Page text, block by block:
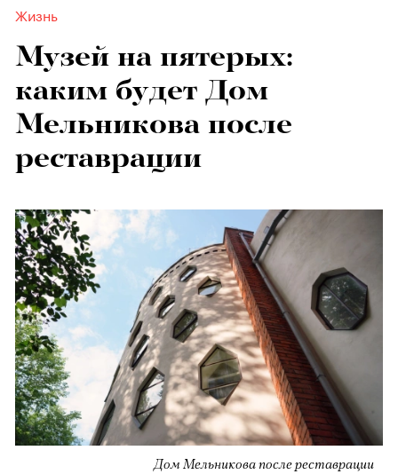
Жизнь
Музей на пятерых:
каким будет Дом
Мельникова после
реставрации
Дом Мельникова после реставрации